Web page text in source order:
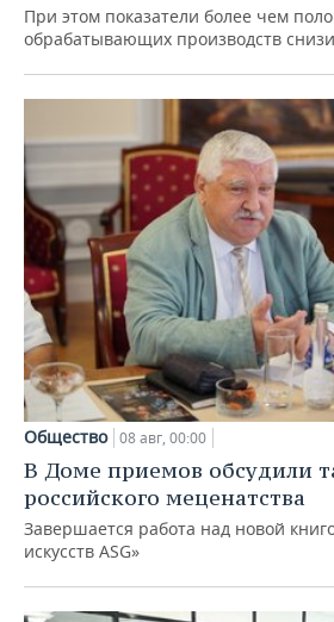
При этом показатели более чем
обрабатывающих производств
Общество 08 авг, 00:00
В Доме приемов обсудили
российского меценатства
Завершается работа над новой
искусств ASG»